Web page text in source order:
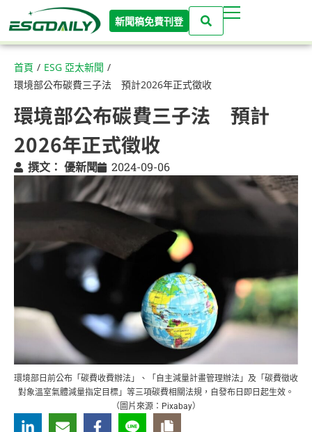
新聞稿免費刊登
首頁 / ESG 亞太新聞 /
環境部公布碳費三子法 預計2026年正式徵收
環境部公布碳費三子法 預計
2026年正式徵收
撰文： 優新聞 2024-09-06
環境部日前公布「碳費收費辦法」、「自主減量計畫管理辦法」及「碳費徵收
對象溫室氣體減量指定目標」等三項碳費相關法規，自發布日即日起生效。
（圖片來源：Pixabay）